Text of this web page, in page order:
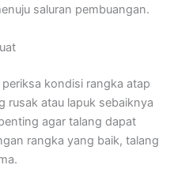
saluran pembuangan.
kondisi rangka atap
rusak atau lapuk sebaiknya
agar talang dapat
rangka yang baik, talang